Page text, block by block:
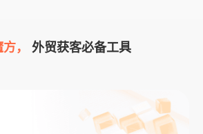
， 外贸获客必备工具